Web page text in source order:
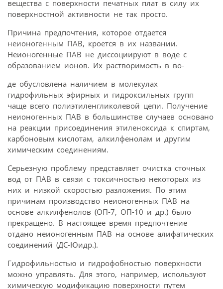
вещества с поверхности печатных плат в силу их
поверхностной активности не так просто.
Причина предпочтения, которое отдается
неионогенным ПАВ, кроется в их названии.
Неионогенные ПАВ не диссоциируют в воде с
образованием ионов. Их растворимость в во-
де обусловлена наличием в молекулах
гидрофильных эфирных и гидроксильных групп
чаще всего полиэтиленгликолевой цепи. Получение
неионогенных ПАВ в большинстве случаев основано
на реакции присоединения этиленоксида к спиртам,
карбоновым кислотам, алкилфенолам и другим
химическим соединениям.
Серьезную проблему представляет очистка сточных
вод от ПАВ в связи с токсичностью некоторых из
них и низкой скоростью разложения. По этим
причинам производство неионогенных ПАВ на
основе алкилфенолов (ОП-7, ОП-10 и др.) было
прекращено. В настоящее время предпочтение
отдано неионогенным ПАВ на основе алифатических
соединений (ДС-Юидр.).
Гидрофильностью и гидрофобностью поверхности
можно управлять. Для этого, например, используют
химическую модификацию поверхности путем